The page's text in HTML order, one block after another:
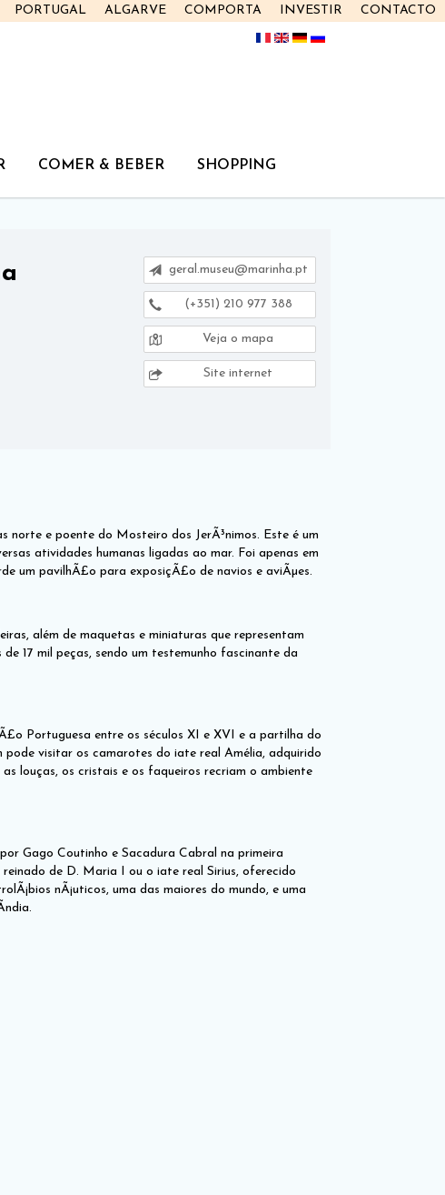
CONTACTO
INVESTIR
COMPORTA
ALGARVE
PORTUGAL
COMER & BEBER SHOPPING
geral.museu@marinha.pt
(+351) 210 977 388
Veja o mapa
Site internet
norte e poente do Mosteiro dos JerÃ³nimos. Este é um
atividades humanas ligadas ao mar. Foi apenas em
um pavilhÃ£o para exposiçÃ£o de navios e aviÃµes.
além de maquetas e miniaturas que representam
17 mil peças, sendo um testemunho fascinante da
Portuguesa entre os séculos XI e XVI e a partilha do
visitar os camarotes do iate real Amélia, adquirido
louças, os cristais e os faqueiros recriam o ambiente
Gago Coutinho e Sacadura Cabral na primeira
de D. Maria I ou o iate real Sirius, oferecido
nÃ¡uticos, uma das maiores do mundo, e uma